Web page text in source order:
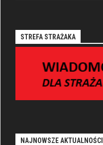
STREFA STRAŻAKA
NAJNOWSZE AKTUALNOŚCI